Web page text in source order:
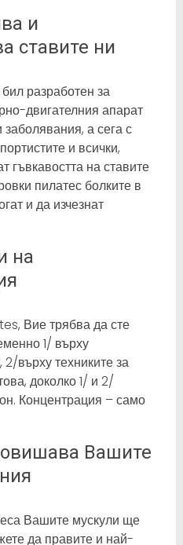
и
ставите ни
разработен за
двигателния апарат
а сега с
и всички,
гъвкавостта на ставите
пилатес болките в
и да изчезнат
на
Вие трябва да сте
1/ върху
върху техниките за
доколко 1/ и 2/
Концентрация – само
Вашите
Вашите мускули ще
да правите и най-